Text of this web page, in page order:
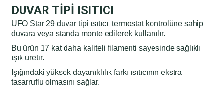
DUVAR TİPİ ISITICI
UFO Star 29 duvar tipi ısıtıcı, termostat kontrolüne sahip
duvara veya standa monte edilerek kullanılır.
Bu ürün 17 kat daha kaliteli filamenti sayesinde sağlıklı
ışık üretir.
Işığındaki yüksek dayanıklılık farkı ısıtıcının ekstra
tasarruflu olmasını sağlar.